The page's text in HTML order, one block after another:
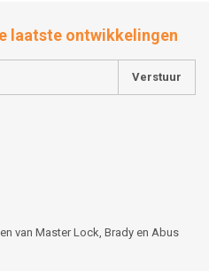
laatste ontwikkelingen
Verstuur
van Master Lock, Brady en Abus